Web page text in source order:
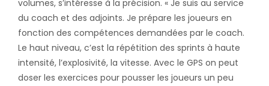
volumes, s’intéresse à la précision. « Je suis au service
du coach et des adjoints. Je prépare les joueurs en
fonction des compétences demandées par le coach.
Le haut niveau, c’est la répétition des sprints à haute
intensité, l’explosivité, la vitesse. Avec le GPS on peut
doser les exercices pour pousser les joueurs un peu